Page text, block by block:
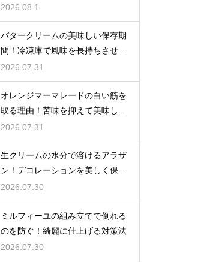
れ方
2026.08.1
バタークリームの美味しい保存期
間！冷凍庫で風味を長持ちさせる
コツ
2026.07.31
オレンジマーマレードの白い筋を
取る理由！苦味を抑えて美味しい
ジャムに仕上げる
2026.07.31
生クリームの水分で溶けるアラザ
ン！デコレーションを美しく保つ
ための飾るタイミングとコツ
2026.07.30
ミルフィーユの組み立てで倒れる
のを防ぐ！綺麗に仕上げる対策法
2026.07.30